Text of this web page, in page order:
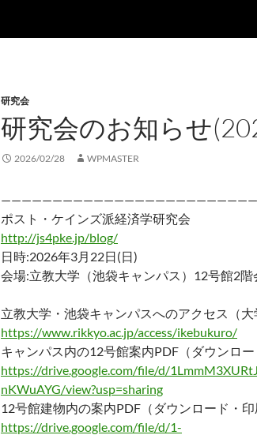
研究会
研究会のお知らせ
2026/02/28 WPMASTER
ポスト・ケインズ派経済学研究会
http://js4pke.jp/blog/
日時:2026年3月22日(日)
会場:立教大学（池袋キャンパス）12号館2階
立教大学・池袋キャンパスへのアクセス（大
https://www.rikkyo.ac.jp/access/ikebukuro/
キャンパス内の12号館案内PDF（ダウンロー
https://drive.google.com/file/d/
nKWuAYG/view?usp=sharing
12号館建物内の案内PDF（ダウンロード・印
https://drive.google.com/file/d/1-